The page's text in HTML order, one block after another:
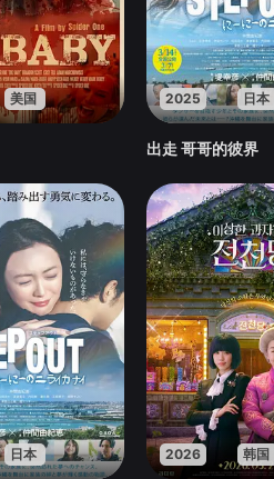
美国 2025 日本
出走 哥哥的彼界
日本 2026 韩国